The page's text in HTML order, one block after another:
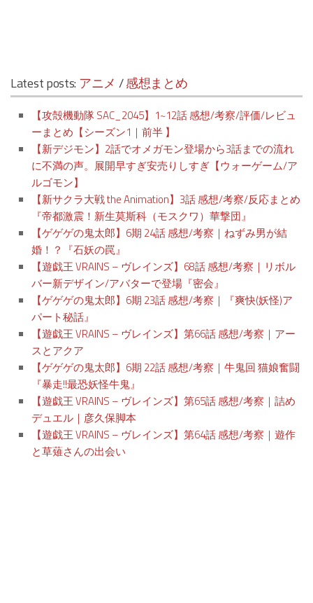
Latest posts: アニメ /感想まとめ
【攻殻機動隊 SAC_2045】1~12話 感想/考察/評価/レビュ
ーまとめ【シーズン1｜前半 】
【新デジモン】2話でオメガモン登場から3話までの流れ
に不満の声。展開早すぎ安売りしすぎ【ウォーゲーム/ア
ルゴモン】
【新サクラ大戦 the Animation】3話 感想/考察/反応まとめ
『帝都激震！新生莫斯科（モスクワ）華撃団』
【ゲゲゲの鬼太郎】6期 24話 感想/考察｜ねずみ男が結
婚！？『石妖の罠』
【遊戯王 VRAINS – ヴレインズ】68話 感想/考察｜リボル
バー新デザイン/アバターで登場『密会』
【ゲゲゲの鬼太郎】6期 23話 感想/考察｜『爽快(妖怪)ア
パート秘話』
【遊戯王 VRAINS – ヴレインズ】第66話 感想/考察｜アー
スとアクア
【ゲゲゲの鬼太郎】6期 22話 感想/考察｜牛鬼回 猫娘奮闘
『暴走!!最恐妖怪牛鬼』
【遊戯王 VRAINS – ヴレインズ】第65話 感想/考察｜詰め
デュエル｜彦久保脚本
【遊戯王 VRAINS – ヴレインズ】第64話 感想/考察｜遊作
と草薙さんの出会い